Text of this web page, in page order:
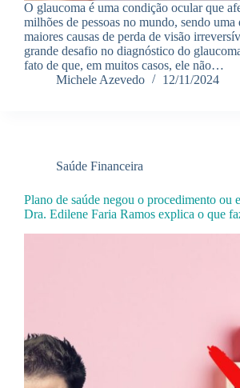
O glaucoma é uma condição ocular que
milhões de pessoas no mundo, sendo uma
maiores causas de perda de visão
grande desafio no diagnóstico do
fato de que, em muitos casos, ele não…
Michele Azevedo
12/11/2024
Saúde Financeira
Plano de saúde negou o procedimento ou
Dra. Edilene Faria Ramos explica o que